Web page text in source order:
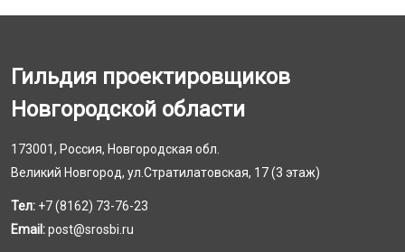
Гильдия проектировщиков
Новгородской области
173001, Россия, Новгородская обл.
Великий Новгород, ул.Стратилатовская, 17 (3 этаж)
Тел: +7 (8162) 73-76-23
Email:post@srosbi.ru